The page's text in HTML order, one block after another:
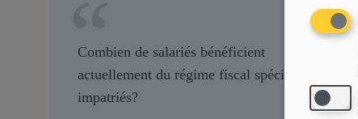
Combien de salariés bénéficient
actuellement du régime fiscal spécial pour
impatriés?